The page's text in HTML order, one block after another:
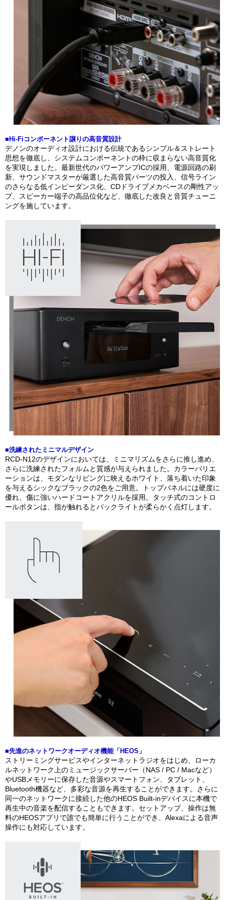
■Hi-Fiコンポーネント譲りの高音質設計
デノンのオーディオ設計における伝統であるシンプル＆ストレート
思想を徹底し、システムコンポーネントの枠に収まらない高音質化
を実現しました。最新世代のパワーアンプICの採用、電源回路の刷
新、サウンドマスターが厳選した高音質パーツの投入、信号ライン
のさらなる低インピーダンス化、CDドライブメカベースの剛性アッ
プ、スピーカー端子の高品位化など、徹底した改良と音質チューニ
ングを施しています。
■洗練されたミニマルデザイン
RCD-N12のデザインにおいては、ミニマリズムをさらに推し進め、
さらに洗練されたフォルムと質感が与えられました。カラーバリエ
ーションは、モダンなリビングに映えるホワイト、落ち着いた印象
を与えるシックなブラックの2色をご用意。トップパネルには硬度に
優れ、傷に強いハードコートアクリルを採用。タッチ式のコントロ
ールボタンは、指が触れるとバックライトが柔らかく点灯します。
■先進のネットワークオーディオ機能「HEOS」
ストリーミングサービスやインターネットラジオをはじめ、ローカ
ルネットワーク上のミュージックサーバー（NAS / PC / Macなど）
やUSBメモリーに保存した音源やスマートフォン、タブレット、
Bluetooth機器など、多彩な音源を再生することができます。さらに
同一のネットワークに接続した他のHEOS Built-inデバイスに本機で
再生中の音楽を配信することもできます。セットアップ、操作は無
料のHEOSアプリで誰でも簡単に行うことができ、Alexaによる音声
操作にも対応しています。